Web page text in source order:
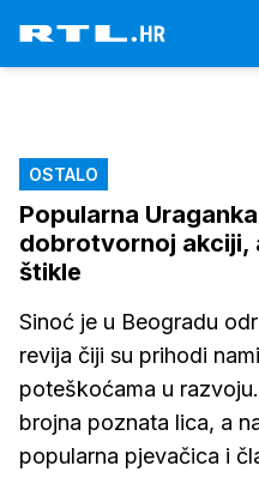
OSTALO
Popularna
dobrotvornoj akciji,
štikle
Sinoć je u Beogradu
revija čiji su prihodi
poteškoćama u
brojna poznata lica, a
popularna pjevačica i